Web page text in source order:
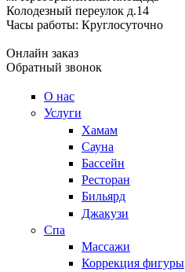
Колодезный переулок д.14
Часы работы: Круглосуточно
Онлайн заказ
Обратный звонок
О нас
Услуги
Хамам
Сауна
Бассейн
Ресторан
Бильярд
Джакузи
Спа
Массажи
Коррекция фигуры